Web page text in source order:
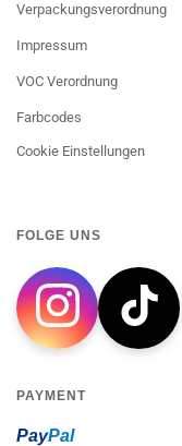
Verpackungsverordnung
Impressum
VOC Verordnung
Farbcodes
Cookie Einstellungen
FOLGE UNS
PAYMENT
PayPal